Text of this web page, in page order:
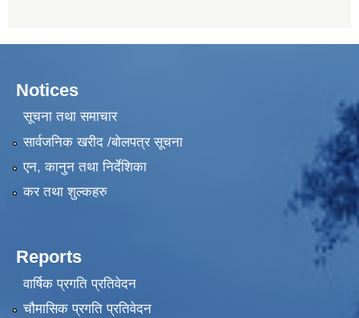
Notices
सूचना तथा समाचार
सार्वजनिक खरीद /बोलपत्र सूचना
एन, कानुन तथा निर्देशिका
कर तथा शुल्कहरु
Reports
वार्षिक प्रगति प्रतिवेदन
चौमासिक प्रगति प्रतिवेदन